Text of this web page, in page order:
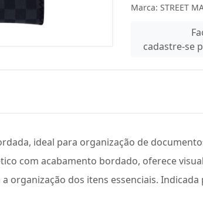
Marca: STREET
cadastre-se
ideal para organização de
com acabamento bordado, oferece
organização dos itens essenciais.